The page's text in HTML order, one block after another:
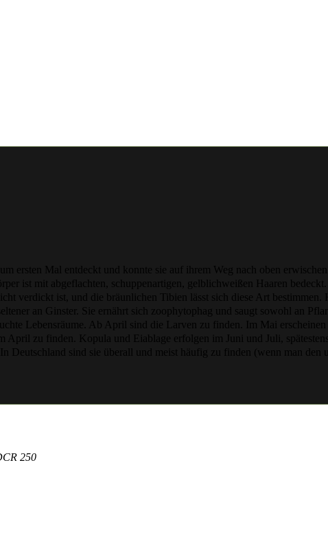
ersten Mal entdeckt und konnte sie auf ihrem Weg nach oben
ist mit abgeflachten, schuppenartigen, gelblichweißen Haaren
verdickt ist, und die bräunlichen Tibien lässt sich diese Art bestimmen.
an Ginster. Sie ernährt sich zoophytophag und saugt sowohl an
Lebensräume. Ab April sind die Larven zu finden. Im Mai erscheinen
April zu finden. Kopula und Eiablage erfolgen im Juni und Juli, spätestens
Deutschland sind sie überall und meist häufig zu finden (wenn man den
250